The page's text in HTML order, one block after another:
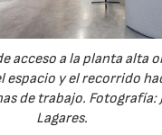
acceso a la planta alta
espacio y el recorrido
de trabajo. Fotografía:
Lagares.